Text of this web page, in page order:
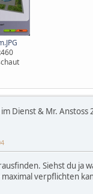
Dienst & Mr. Anstoss
Siehst du ja
verpflichten